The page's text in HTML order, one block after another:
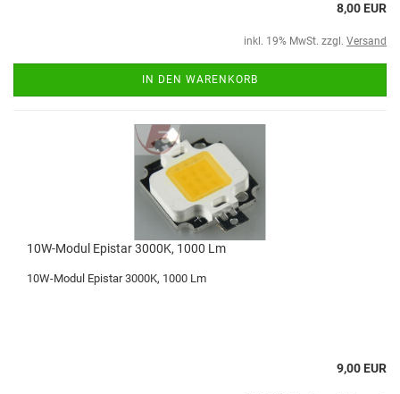
8,00 EUR
inkl. 19% MwSt. zzgl. Versand
IN DEN WARENKORB
10W-Modul Epistar 3000K, 1000 Lm
10W-Modul Epistar 3000K, 1000 Lm
9,00 EUR